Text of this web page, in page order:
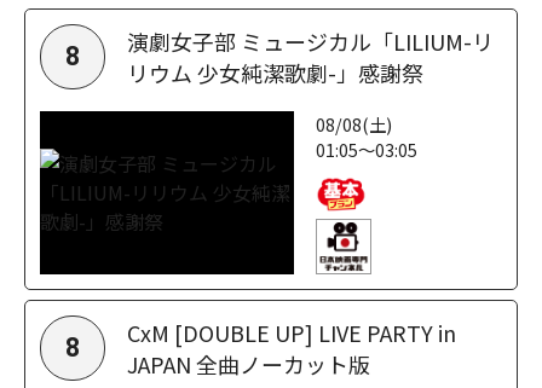
8
演劇女子部 ミュージカル「LILIUM-リ
リウム 少女純潔歌劇-」感謝祭
08/08(土)
01:05～03:05
8
CxM [DOUBLE UP] LIVE PARTY in
JAPAN 全曲ノーカット版